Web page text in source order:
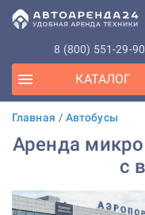
8 (800) 551-29-90
КАТАЛОГ
Главная / Автобусы
Аренда
с